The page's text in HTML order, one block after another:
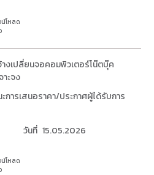
น์โหลด
างเปลี่ยนจอคอมพิวเตอร์โน๊ตบุ๊ค
าะจง
การเสนอราคา/ประกาศผู้ได้รับการ
วันที่ 15.05.2026
น์โหลด